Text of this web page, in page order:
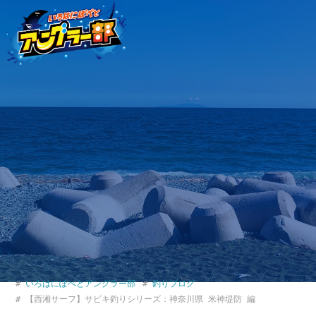
いろはにぽぺとアングラー部
釣りブログ
【西湘サーフ】サビキ釣りシリーズ：神奈川県 米神堤防 編